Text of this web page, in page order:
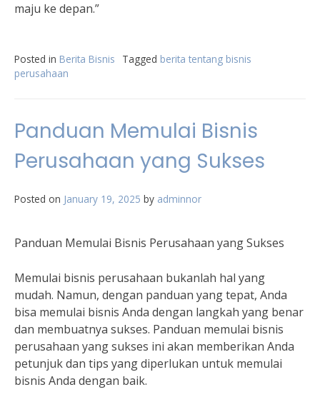
maju ke depan.”
Posted in Berita Bisnis Tagged berita tentang bisnis
perusahaan
Panduan Memulai Bisnis
Perusahaan yang Sukses
Posted on January 19, 2025 by adminnor
Panduan Memulai Bisnis Perusahaan yang Sukses
Memulai bisnis perusahaan bukanlah hal yang
mudah. Namun, dengan panduan yang tepat, Anda
bisa memulai bisnis Anda dengan langkah yang benar
dan membuatnya sukses. Panduan memulai bisnis
perusahaan yang sukses ini akan memberikan Anda
petunjuk dan tips yang diperlukan untuk memulai
bisnis Anda dengan baik.